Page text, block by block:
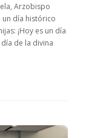
Arzobispo
día histórico
¡Hoy es un día
día de la divina